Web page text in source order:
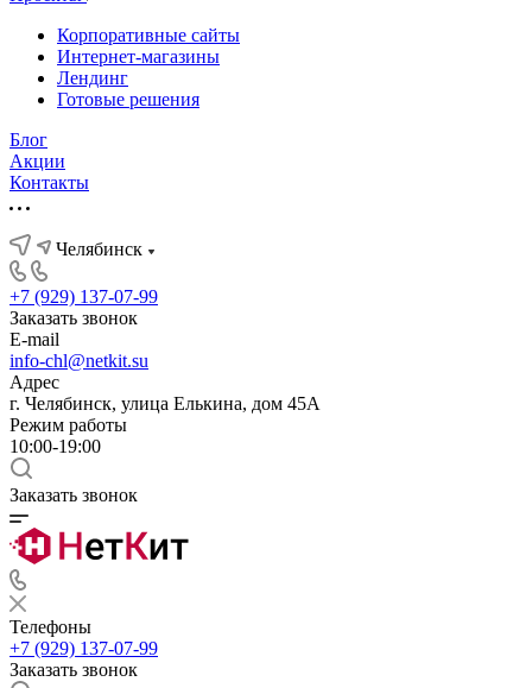
Корпоративные сайты
Интернет-магазины
Лендинг
Готовые решения
Блог
Акции
Контакты
Челябинск
+7 (929) 137-07-99
Заказать звонок
E-mail
info-chl@netkit.su
Адрес
г. Челябинск, улица Елькина, дом 45А
Режим работы
10:00-19:00
Заказать звонок
Телефоны
+7 (929) 137-07-99
Заказать звонок